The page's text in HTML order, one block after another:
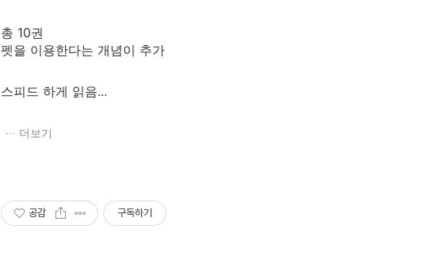
총 10권
펫을 이용한다는 개념이 추가
스피드 하게 읽음...
더보기
공감 구독하기